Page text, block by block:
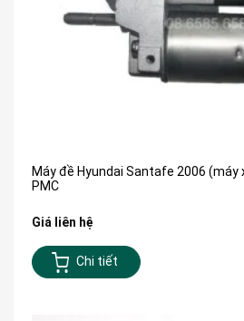
Máy đề Hyundai Santafe 2006 (máy
PMC
Giá liên hệ
Chi tiết